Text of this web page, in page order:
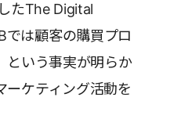
たThe Digital
は顧客の購買プロ
という事実が明らか
ーケティング活動を